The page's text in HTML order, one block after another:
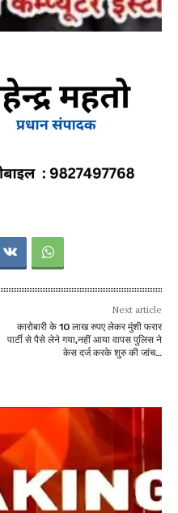
Next article
कारोबारी के 10 लाख रुपए लेकर मुंशी फरार
पार्टी से पैसे लेने गया,नहीं आया वापस पुलिस ने
केस दर्ज करके शुरु की जांच…